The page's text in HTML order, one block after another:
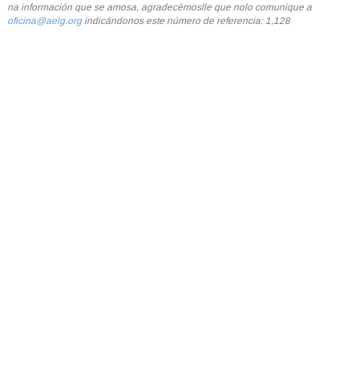
na información que se amosa, agradecémoslle que nolo comunique a
oficina@aelg.orgindicándonos este número de referencia: 1,128